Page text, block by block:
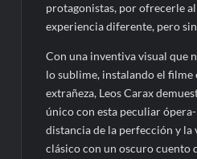
protagonistas, por ofrecerle
experiencia diferente, pero
Con una inventiva visual que
lo sublime, instalando el filme
extrañeza, Leos Carax
único con esta peculiar
distancia de la perfección y
clásico con un oscuro cuento